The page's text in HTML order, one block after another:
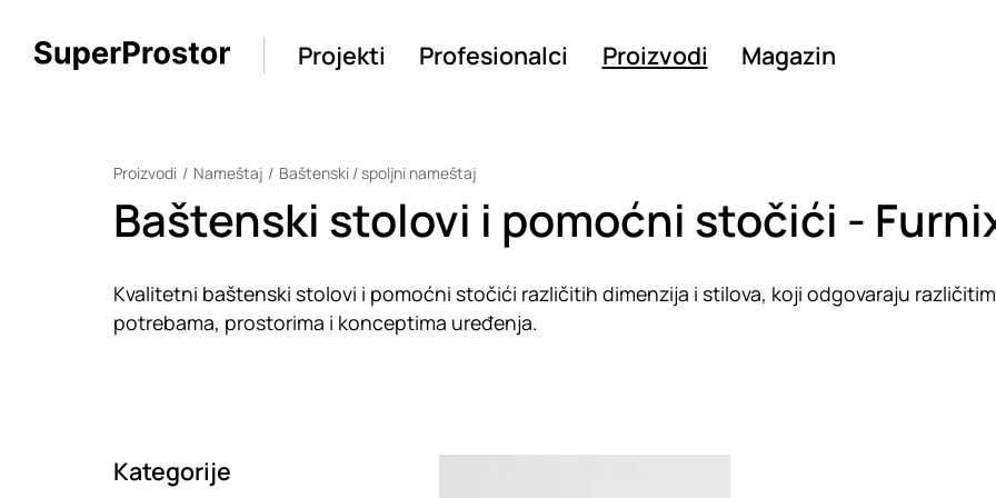
Projekti Profesionalci Proizvodi Magazin
Proizvodi Nameštaj Baštenski / spoljni nameštaj
Baštenski stolovi i pomoćni stočići -
Kvalitetni baštenski stolovi i pomoćni stočići različitih dimenzija i stilova, koji odgovaraju različitim
potrebama, prostorima i konceptima uređenja.
Kategorije